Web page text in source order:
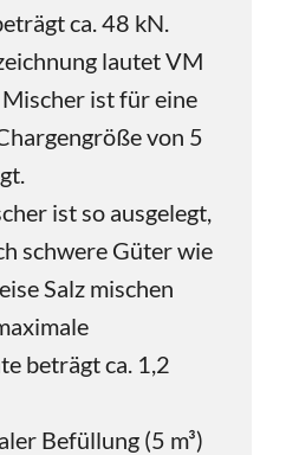
ca. 48 kN.
lautet VM
ist für eine
von 5
ist so ausgelegt,
schwere Güter wie
Salz mischen
beträgt ca. 1,2
Befüllung (5 m³)